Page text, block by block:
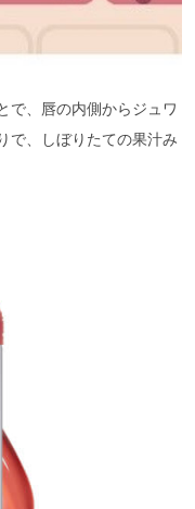
で、唇の内側からジュワ
で、しぼりたての果汁み